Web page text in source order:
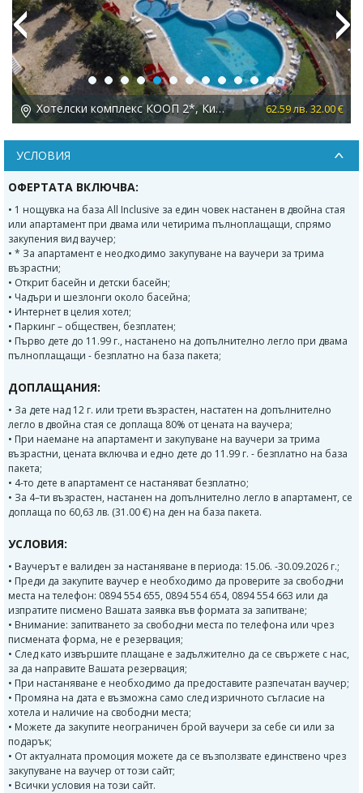
Хотелски комплекс КООП 2*, Китен 62.59 лв. 32.00 €
Previous Next
УСЛОВИЯ
ОФЕРТАТА ВКЛЮЧВА:
• 1 нощувка на база All Inclusive за един човек настанен в двойна стая
или апартамент при двама или четирима пълноплащащи, спрямо
закупения вид ваучер;
• * За апартамент е неодходимо закупуване на ваучери за трима
възрастни;
• Открит басейн и детски басейн;
• Чадъри и шезлонги около басейна;
• Интернет в целия хотел;
• Паркинг – обществен, безплатен;
• Първо дете до 11.99 г., настанено на допълнително легло при двама
пълноплащащи - безплатно на база пакета;
ДОПЛАЩАНИЯ:
• За дете над 12 г. или трети възрастен, настатен на допълнително
легло в двойна стая се доплаща 80% от цената на ваучера;
• При наемане на апартамент и закупуване на ваучери за трима
възрастни, цената включва и едно дете до 11.99 г. - безплатно на база
пакета;
• 4-то дете в апартамент се настаняват безплатно;
• За 4–ти възрастен, настанен на допълнително легло в апартамент, се
доплаща по 60,63 лв. (31.00 €) на ден на база пакета.
УСЛОВИЯ:
• Ваучерът е валиден за настаняване в периода: 15.06. -30.09.2026 г.;
• Преди да закупите ваучер е необходимо да проверите за свободни
места на телефон: 0894 554 655, 0894 554 654, 0894 554 663 или да
изпратите писмено Вашата заявка във формата за запитване;
• Внимание: запитването за свободни места по телефона или чрез
писмената форма, не е резервация;
• След като извършите плащане е задължително да се свържете с нас,
за да направите Вашата резервация;
• При настаняване е необходимо да предоставите разпечатан ваучер;
• Промяна на дата е възможна само след изричното съгласие на
хотела и наличие на свободни места;
• Можете да закупите неограничен брой ваучери за себе си или за
подарък;
• От актуалната промоция можете да се възползвате единствено чрез
закупуване на ваучер от този сайт;
• Всички условия на този сайт.